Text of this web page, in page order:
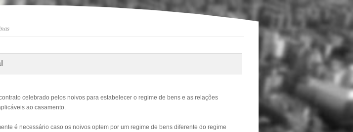
celebrado pelos noivos para estabelecer o regime de bens e as relações
ao casamento.
é necessário caso os noivos optem por um regime de bens diferente do regime